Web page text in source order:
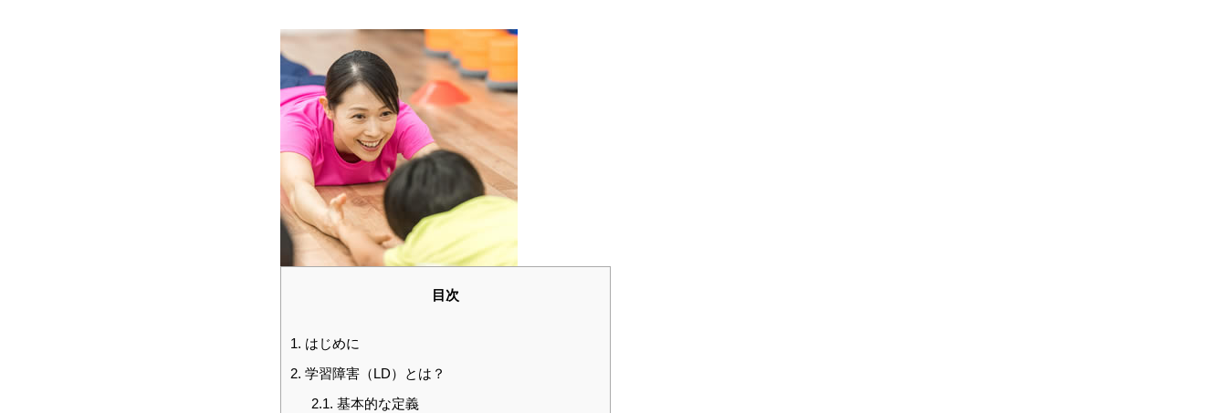
目次
1. はじめに
2. 学習障害（LD）とは？
2.1. 基本的な定義